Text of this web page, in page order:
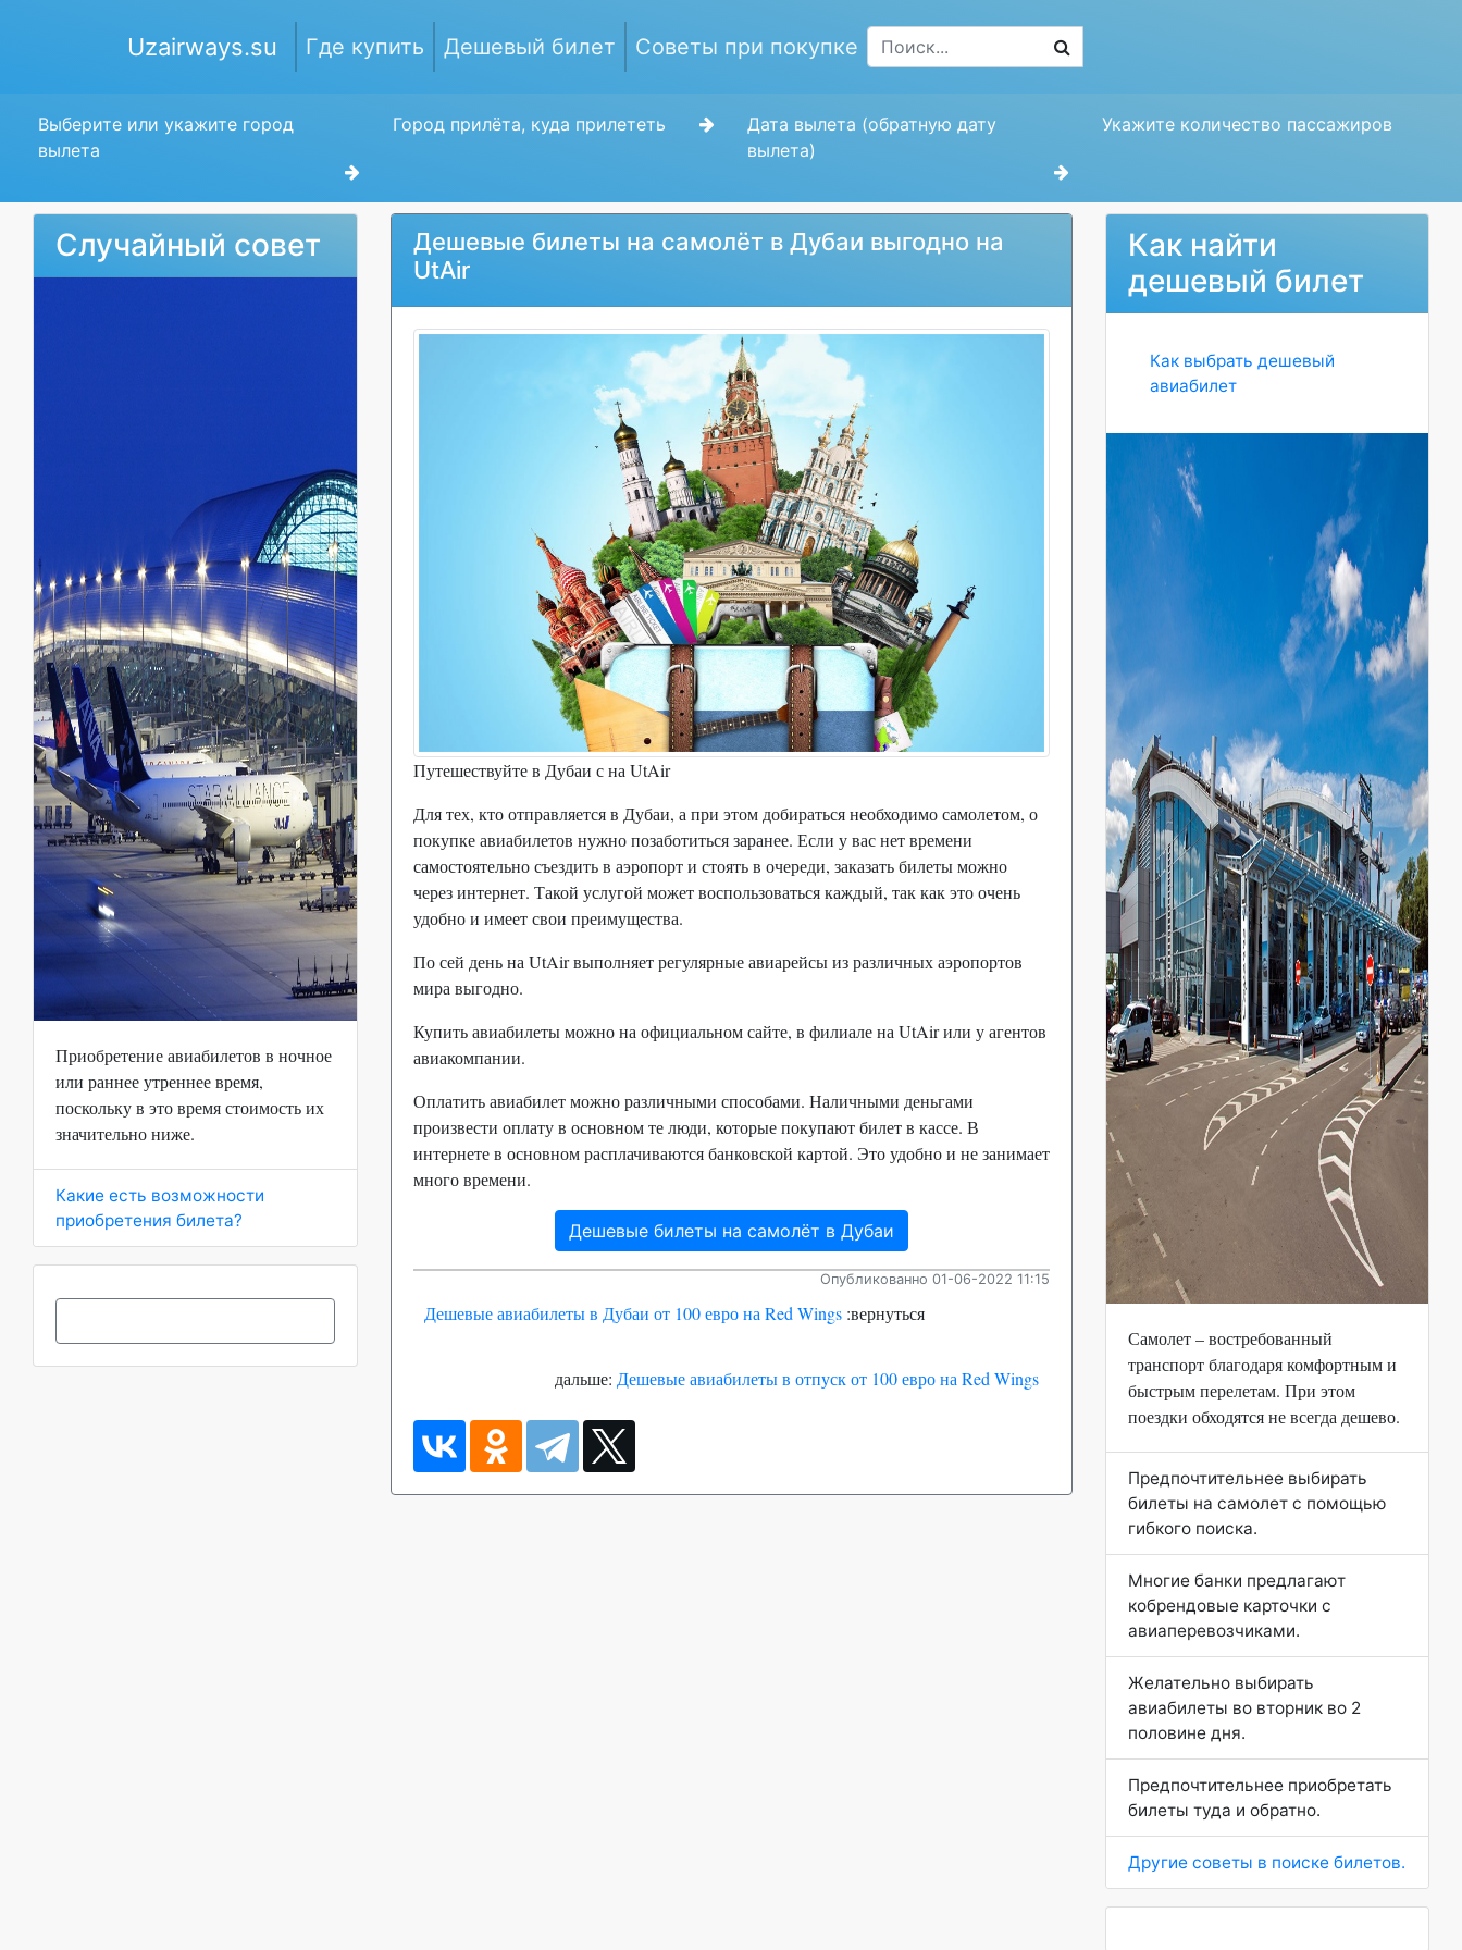
Uzairways.su Где купить Дешевый билет Советы при покупке
Выберите или укажите город
вылета
Город прилёта, куда прилететь
Дата вылета (обратную дату
вылета)
Укажите количество пассажиров
Случайный совет
Приобретение авиабилетов в ночное
или раннее утреннее время,
поскольку в это время стоимость их
значительно ниже.
Какие есть возможности
приобретения билета?
Дешевые билеты на самолёт в Дубаи выгодно на
UtAir
Путешествуйте в Дубаи с на UtAir
Для тех, кто отправляется в Дубаи, а при этом добираться необходимо самолетом, о
покупке авиабилетов нужно позаботиться заранее. Если у вас нет времени
самостоятельно съездить в аэропорт и стоять в очереди, заказать билеты можно
через интернет. Такой услугой может воспользоваться каждый, так как это очень
удобно и имеет свои преимущества.
По сей день на UtAir выполняет регулярные авиарейсы из различных аэропортов
мира выгодно.
Купить авиабилеты можно на официальном сайте, в филиале на UtAir или у агентов
авиакомпании.
Оплатить авиабилет можно различными способами. Наличными деньгами
произвести оплату в основном те люди, которые покупают билет в кассе. В
интернете в основном расплачиваются банковской картой. Это удобно и не занимает
много времени.
Дешевые билеты на самолёт в Дубаи
Опубликованно 01-06-2022 11:15
Дешевые авиабилеты в Дубаи от 100 евро на Red Wings:вернуться
дальше: Дешевые авиабилеты в отпуск от 100 евро на Red Wings
Как найти
дешевый билет
Как выбрать дешевый
авиабилет
Самолет – востребованный
транспорт благодаря комфортным и
быстрым перелетам. При этом
поездки обходятся не всегда дешево.
Предпочтительнее выбирать
билеты на самолет с помощью
гибкого поиска.
Многие банки предлагают
кобрендовые карточки с
авиаперевозчиками.
Желательно выбирать
авиабилеты во вторник во 2
половине дня.
Предпочтительнее приобретать
билеты туда и обратно.
Другие советы в поиске билетов.